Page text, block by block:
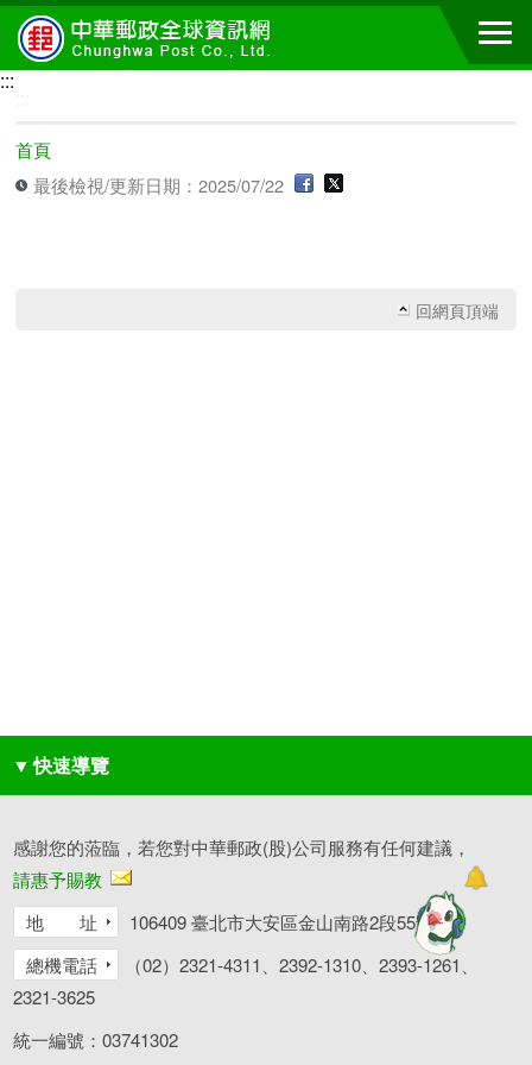
跳到主要內容區塊
:::
首頁
最後檢視/更新日期：2025/07/22
回網頁頂端
▼ 快速導覽
感謝您的蒞臨，若您對中華郵政(股)公司服務有任何建議，
請惠予賜教
地 址
106409 臺北市大安區金山南路2段55號
總機電話
（02）2321-4311、2392-1310、2393-1261、
2321-3625
統一編號：03741302